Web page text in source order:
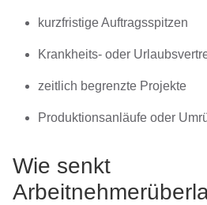
kurzfristige Auftragsspitzen
Krankheits- oder
zeitlich begrenzte Projekte
Produktionsanläufe oder
Wie senkt